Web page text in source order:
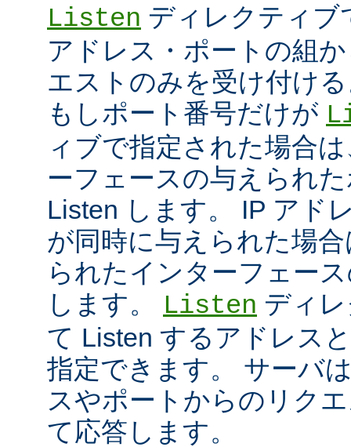
Listen ディレクティブ
アドレス・ポートの組
エストのみを受け付け
もしポート番号だけが
ィブで指定された場合
ーフェースの与えられ
Listen します。 IP アド
が同時に与えられた場
られたインターフェー
します。
Listen ディ
て Listen するアドレス
指定できます。 サーバ
スやポートからのリク
て応答します。